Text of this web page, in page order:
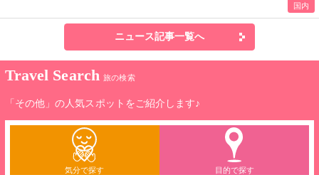
国内
ニュース記事一覧へ
Travel Search 旅の検索
「その他」の人気スポットをご紹介します♪
気分で探す 目的で探す